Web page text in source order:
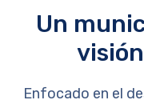
Un
Enfocado en el